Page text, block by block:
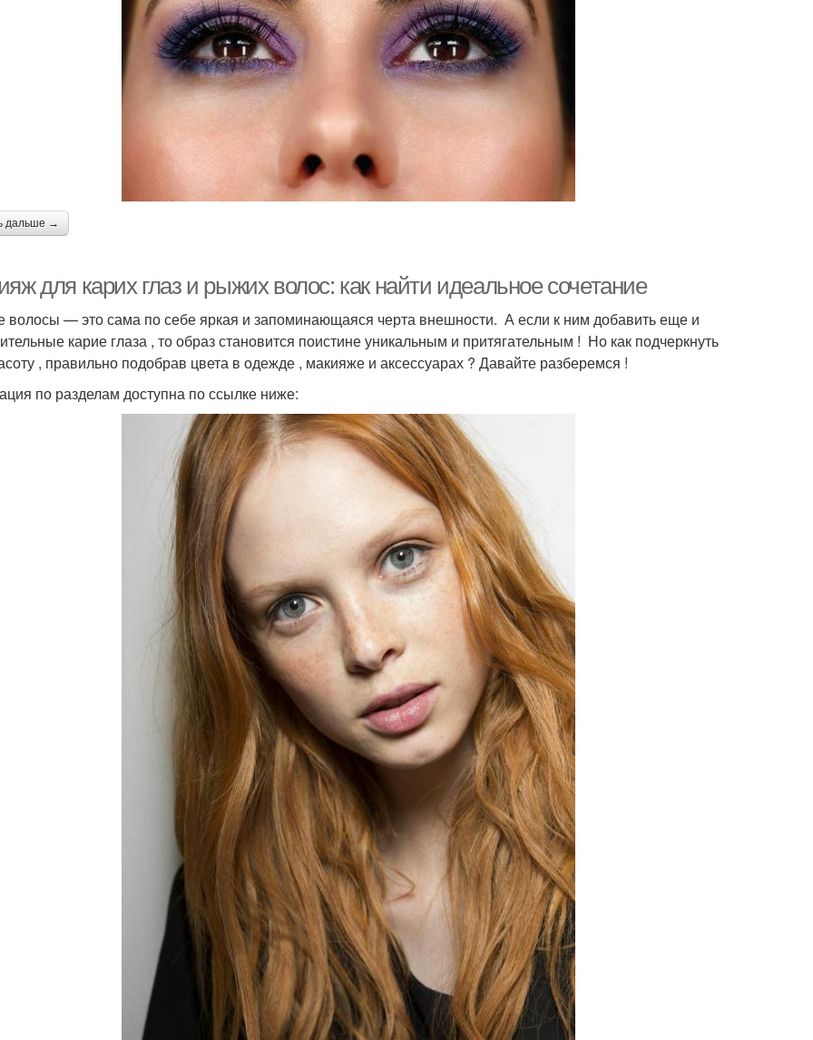
дальше →
для карих глаз и рыжих волос: как найти идеальное сочетание
— это сама по себе яркая и запоминающаяся черта внешности. ‍ А если к ним добавить еще и
карие глаза , то образ становится поистине уникальным и притягательным ! ️ Но как подчеркнуть
, правильно подобрав цвета в одежде , макияже и аксессуарах ? Давайте разберемся !
по разделам доступна по ссылке ниже: